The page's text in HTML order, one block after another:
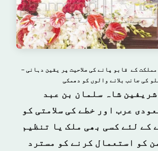
کے قابو پانے کی صلاحیت پر یقین دہانی –
کی جانب بلانے والوں کو دھمکی
شاہ سلمان بن عبد
عرب اور خطے کی سلامتی کو
کے لئے کسی بھی ملک یا تنظیم
کو استعمال کرنے کو مسترد